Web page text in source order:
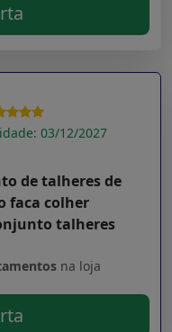
03/12/2027
de talheres de
faca colher
talheres
na loja